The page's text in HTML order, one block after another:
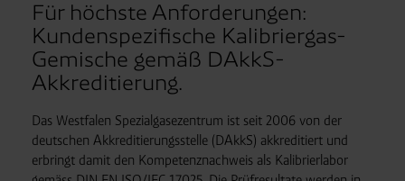
Für höchste Anforderungen:
Kundenspezifische Kalibriergas-
Gemische gemäß DAkkS-
Akkreditierung.
Das Westfalen Spezialgasezentrum ist seit 2006 von der
deutschen Akkreditierungsstelle (DAkkS) akkreditiert und
erbringt damit den Kompetenznachweis als Kalibrierlabor